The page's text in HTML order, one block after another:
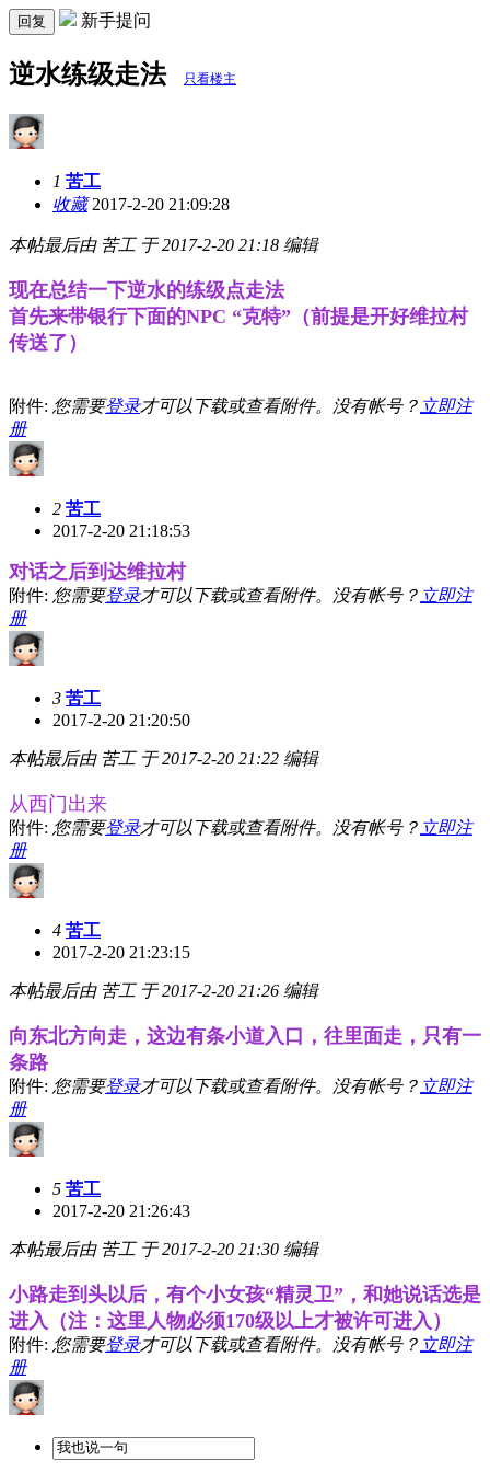
回复 新手提问
逆水练级走法 只看楼主
1 苦工
收藏2017-2-20 21:09:28
本帖最后由 苦工 于 2017-2-20 21:18 编辑
现在总结一下逆水的练级点走法
首先来带银行下面的NPC “克特”（前提是开好维拉村
传送了）
附件: 您需要登录才可以下载或查看附件。没有帐号？ 立即注
册
2 苦工
2017-2-20 21:18:53
对话之后到达维拉村
附件: 您需要登录才可以下载或查看附件。没有帐号？ 立即注
册
3 苦工
2017-2-20 21:20:50
本帖最后由 苦工 于 2017-2-20 21:22 编辑
从西门出来
附件: 您需要登录才可以下载或查看附件。没有帐号？ 立即注
册
4 苦工
2017-2-20 21:23:15
本帖最后由 苦工 于 2017-2-20 21:26 编辑
向东北方向走，这边有条小道入口，往里面走，只有一
条路
附件: 您需要登录才可以下载或查看附件。没有帐号？ 立即注
册
5 苦工
2017-2-20 21:26:43
本帖最后由 苦工 于 2017-2-20 21:30 编辑
小路走到头以后，有个小女孩“精灵卫”，和她说话选是
进入（注：这里人物必须170级以上才被许可进入）
附件: 您需要登录才可以下载或查看附件。没有帐号？ 立即注
册